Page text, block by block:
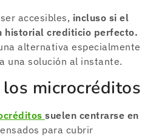
accesibles, incluso si el
historial crediticio perfecto.
alternativa especialmente
una solución al instante.
microcréditos
suelen centrarse en
para cubrir